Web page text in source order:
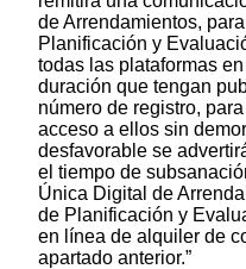
de Arrendamientos,
Planificación y
todas las plataformas
duración que tengan
número de registro,
acceso a ellos sin
desfavorable se
el tiempo de
Única Digital de
de Planificación y
en línea de alquiler de
apartado anterior.”